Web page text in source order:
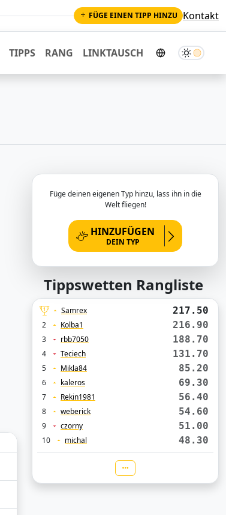
FÜGE EINEN TIPP HINZU Kontakt
TIPPS RANG LINKTAUSCH Dunkler
Füge deinen eigenen Typ hinzu, lass ihn in die
Welt fliegen!
HINZUFÜGEN
DEIN TYP
Tippswetten Rangliste
Samrex 217.50
2 Kolba1 216.90
3 rbb7050 188.70
4 Teciech 131.70
5 Mikla84 85.20
6 kaleros 69.30
7 Rekin1981 56.40
8 weberick 54.60
9 czorny 51.00
10 michal 48.30